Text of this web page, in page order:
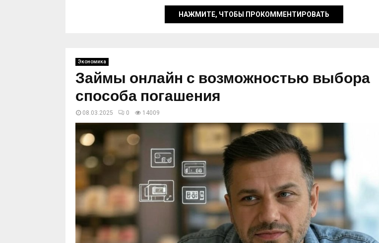
НАЖМИТЕ, ЧТОБЫ ПРОКОММЕНТИРОВАТЬ
Экономика
Займы онлайн с возможностью выбора
способа погашения
08.03.2025 0 14009